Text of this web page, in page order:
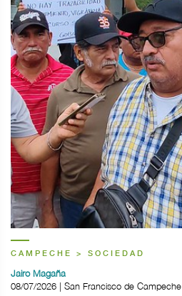
CAMPECHE > SOCIEDAD
Jairo Magaña
08/07/2026 | San Francisco de Campeche